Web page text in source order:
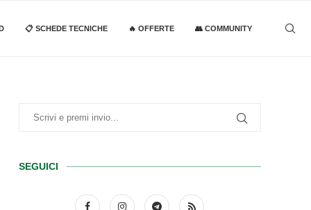
📋 SCHEDE TECNICHE 🔥 OFFERTE 👥 COMMUNITY
SEGUICI